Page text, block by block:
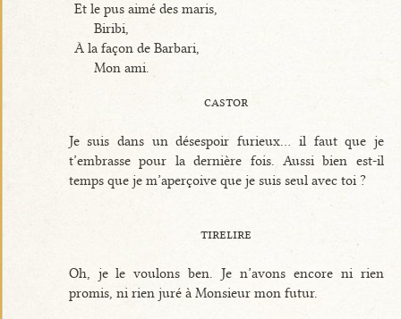
Et le pus aimé des maris,
Biribi,
À la façon de Barbari,
Mon ami.
castor
Je suis dans un désespoir furieux... il faut que je
t’embrasse pour la dernière fois. Aussi bien est-il
temps que je m’aperçoive que je suis seul avec toi ?
tirelire
Oh, je le voulons ben. Je n’avons encore ni rien
promis, ni rien juré à Monsieur mon futur.